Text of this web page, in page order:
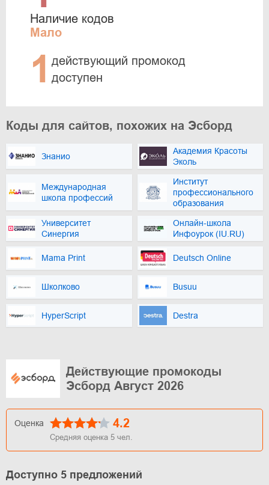
Наличие кодов
Мало
1 действующий промокод
доступен
Коды для сайтов, похожих на Эсборд
Знанио
Академия Красоты
Эколь
Международная
школа профессий
Институт
профессионального
образования
Университет
Синергия
Онлайн-школа
Инфоурок (IU.RU)
Mama Print Deutsch Online
Школково Busuu
HyperScript Destra
Действующие промокоды
Эсборд Август 2026
Оценка 4.2
Средняя оценка 5 чел.
Доступно 5 предложений